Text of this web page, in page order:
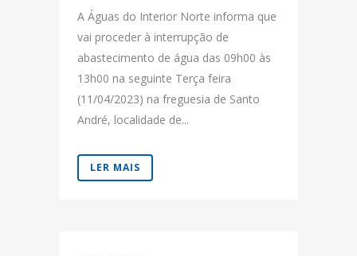
A Águas do Interior Norte informa que
vai proceder à interrupção de
abastecimento de água das 09h00 às
13h00 na seguinte Terça feira
(11/04/2023) na freguesia de Santo
André, localidade de...
LER MAIS